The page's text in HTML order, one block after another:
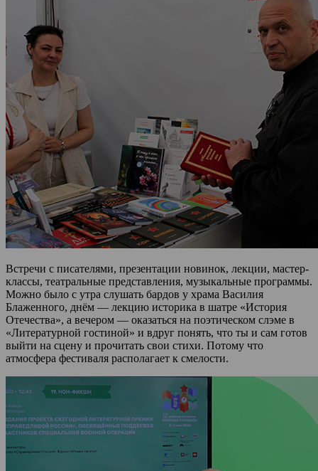
Встречи с писателями, презентации новинок, лекции, мастер-
классы, театральные представления, музыкальные программы.
Можно было с утра слушать бардов у храма Василия
Блаженного, днём — лекцию историка в шатре «История
Отечества», а вечером — оказаться на поэтическом слэме в
«Литературной гостиной» и вдруг понять, что ты и сам готов
выйти на сцену и прочитать свои стихи. Потому что
атмосфера фестиваля располагает к смелости.